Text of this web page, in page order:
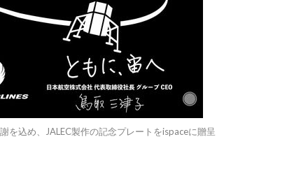
を込め、JALEC製作の記念プレートをispaceに贈呈